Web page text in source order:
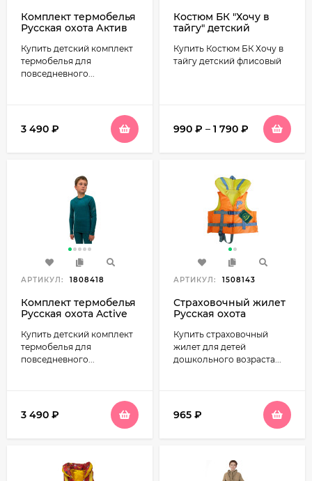
Комплект термобелья
Русская охота Актив
Купить детский комплект
термобелья для
повседневного...
3 490 ₽
Костюм БК "Хочу в
тайгу" детский
Серый
Купить Костюм БК Хочу в
тайгу детский флисовый
990 ₽ – 1 790 ₽
АРТИКУЛ: 1808418
Комплект термобелья
Русская охота Active
Купить детский комплект
термобелья для
повседневного...
3 490 ₽
АРТИКУЛ: 1508143
Страховочный жилет
Русская охота
20 кг)
Купить cтраховочный
жилет для детей
дошкольного возраста...
965 ₽